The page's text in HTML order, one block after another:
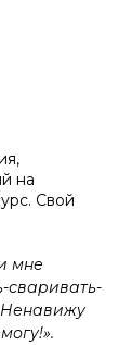
на
Свой
мне
сваривать-
Ненавижу